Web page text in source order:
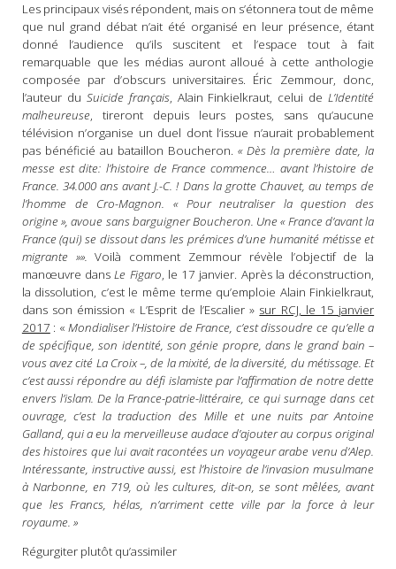
Les principaux visés répondent, mais on s’étonnera tout de même
que nul grand débat n’ait été organisé en leur présence, étant
donné l’audience qu’ils suscitent et l’espace tout à fait
remarquable que les médias auront alloué à cette anthologie
composée par d’obscurs universitaires. Éric Zemmour, donc,
l’auteur du Suicide français, Alain Finkielkraut, celui deL’Identité
malheureuse, tireront depuis leurs postes, sans qu’aucune
télévision n’organise un duel dont l’issue n’aurait probablement
pas bénéficié au bataillon Boucheron. « Dès la première date, la
messe est dite: l’histoire de France commence… avant l’histoire de
France. 34.000 ans avant J.-C. ! Dans la grotte Chauvet, au temps de
l’homme de Cro-Magnon. « Pour neutraliser la question des
origine », avoue sans barguigner Boucheron. Une « France d’avant la
France (qui) se dissout dans les prémices d’une humanité métisse et
migrante »». Voilà comment Zemmour révèle l’objectif de la
manœuvre dansLe Figaro, le 17 janvier. Après la déconstruction,
la dissolution, c’est le même terme qu’emploie Alain Finkielkraut,
dans son émission « L’Esprit de l’Escalier » sur RCJ, le 15 janvier
2017 : « Mondialiser l’Histoire de France, c’est dissoudre ce qu’elle a
de spécifique, son identité, son génie propre, dans le grand bain –
vous avez cité La Croix –, de la mixité, de la diversité, du métissage. Et
c’est aussi répondre au défi islamiste par l’affirmation de notre dette
envers l’islam. De la France-patrie-littéraire, ce qui surnage dans cet
ouvrage, c’est la traduction des Mille et une nuits par Antoine
Galland, qui a eu la merveilleuse audace d’ajouter au corpus original
des histoires que lui avait racontées un voyageur arabe venu d’Alep.
Intéressante, instructive aussi, est l’histoire de l’invasion musulmane
à Narbonne, en 719, où les cultures, dit-on, se sont mêlées, avant
que les Francs, hélas, n’arriment cette ville par la force à leur
royaume. »
Régurgiter plutôt qu’assimiler